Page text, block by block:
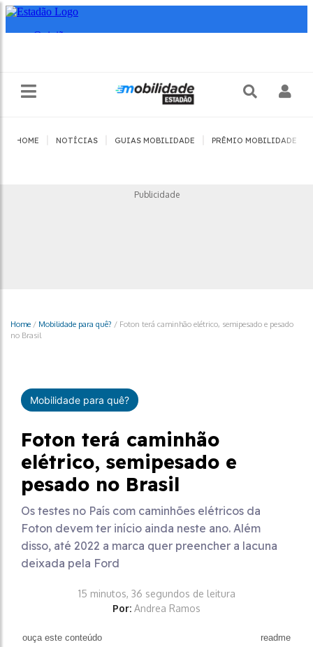
HOME NOTÍCIAS GUIAS MOBILIDADE PRÊMIO MOBILIDADE
Publicidade
Home / Mobilidade para quê? / Foton terá caminhão elétrico, semipesado e pesado
no Brasil
Mobilidade para quê?
Foton terá caminhão
elétrico, semipesado e
pesado no Brasil
Os testes no País com caminhões elétricos da
Foton devem ter início ainda neste ano. Além
disso, até 2022 a marca quer preencher a lacuna
deixada pela Ford
15 minutos, 36 segundos de leitura
Por: Andrea Ramos
ouça este conteúdo readme